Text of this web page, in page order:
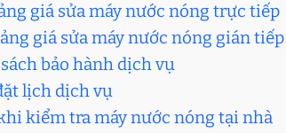
giá sửa máy nước nóng trực tiếp
giá sửa máy nước nóng gián tiếp
bảo hành dịch vụ
lịch dịch vụ
kiểm tra máy nước nóng tại nhà